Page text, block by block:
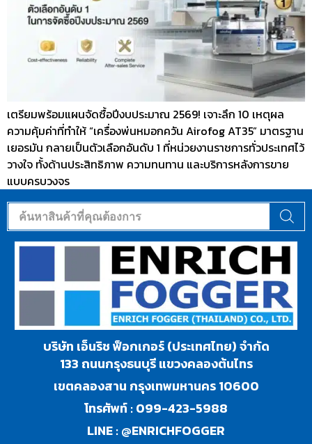
เตรียมพร้อมแผนจัดซื้อปีงบประมาณ 2569! เจาะลึก 10 เหตุผล
ความคุ้มค่าที่ทำให้ “เครื่องพ่นหมอกควัน Airofog AT35” มาตรฐาน
เยอรมัน กลายเป็นตัวเลือกอันดับ 1 ที่หน่วยงานราชการทั่วประเทศไว้
วางใจ ทั้งด้านประสิทธิภาพ ความทนทาน และบริการหลังการขาย
แบบครบวงจร
บริษัท เอ็นริช ฟ็อกเกอร์ (ประเทศไทย) จำกัด
133 ถนนกรุงธนบุรี แขวงคลองต้นไทร
เขตคลองสาน กรุงเทพมหานคร 10600
โทรศัพท์ :099-423-5988
LINE :@ENRICHFOGGER